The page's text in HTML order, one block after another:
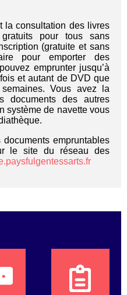
la consultation des livres
pour tous sans
(gratuite et sans
pour emporter des
emprunter jusqu’à
et autant de DVD que
Vous avez la
documents des autres
système de navette vous
empruntables
le site du réseau des